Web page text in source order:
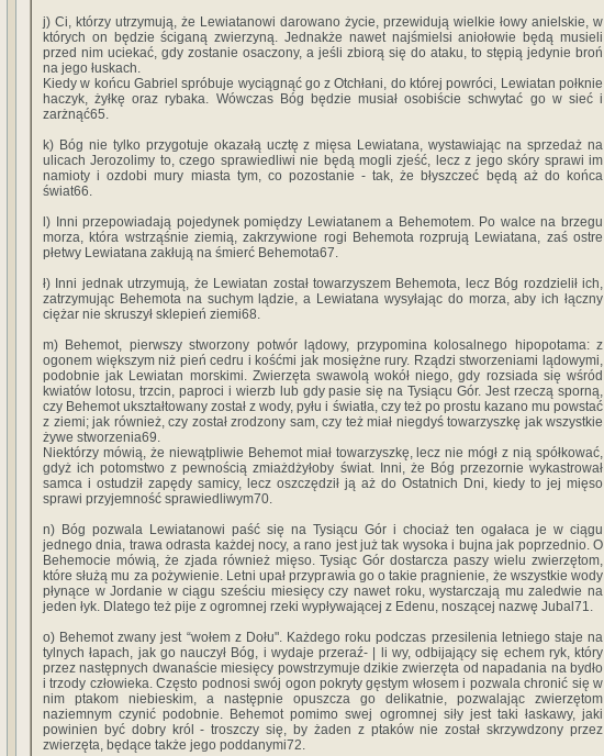
j) Ci, którzy utrzymują, że Lewiatanowi darowano życie, przewidują wielkie łowy anielskie, w
których on będzie ściganą zwierzyną. Jednakże nawet najśmielsi aniołowie będą musieli
przed nim uciekać, gdy zostanie osaczony, a jeśli zbiorą się do ataku, to stępią jedynie broń
na jego łuskach.
Kiedy w końcu Gabriel spróbuje wyciągnąć go z Otchłani, do której powróci, Lewiatan połknie
haczyk, żyłkę oraz rybaka. Wówczas Bóg będzie musiał osobiście schwytać go w sieć i
zarżnąć65.
k) Bóg nie tylko przygotuje okazałą ucztę z mięsa Lewiatana, wystawiając na sprzedaż na
ulicach Jerozolimy to, czego sprawiedliwi nie będą mogli zjeść, lecz z jego skóry sprawi im
namioty i ozdobi mury miasta tym, co pozostanie - tak, że błyszczeć będą aż do końca
świat66.
l) Inni przepowiadają pojedynek pomiędzy Lewiatanem a Behemotem. Po walce na brzegu
morza, która wstrząśnie ziemią, zakrzywione rogi Behemota rozprują Lewiatana, zaś ostre
płetwy Lewiatana zakłują na śmierć Behemota67.
ł) Inni jednak utrzymują, że Lewiatan został towarzyszem Behemota, lecz Bóg rozdzielił ich,
zatrzymując Behemota na suchym lądzie, a Lewiatana wysyłając do morza, aby ich łączny
ciężar nie skruszył sklepień ziemi68.
m) Behemot, pierwszy stworzony potwór lądowy, przypomina kolosalnego hipopotama: z
ogonem większym niż pień cedru i kośćmi jak mosiężne rury. Rządzi stworzeniami lądowymi,
podobnie jak Lewiatan morskimi. Zwierzęta swawolą wokół niego, gdy rozsiada się wśród
kwiatów lotosu, trzcin, paproci i wierzb lub gdy pasie się na Tysiącu Gór. Jest rzeczą sporną,
czy Behemot ukształtowany został z wody, pyłu i światła, czy też po prostu kazano mu powstać
z ziemi; jak również, czy został zrodzony sam, czy też miał niegdyś towarzyszkę jak wszystkie
żywe stworzenia69.
Niektórzy mówią, że niewątpliwie Behemot miał towarzyszkę, lecz nie mógł z nią spółkować,
gdyż ich potomstwo z pewnością zmiażdżyłoby świat. Inni, że Bóg przezornie wykastrował
samca i ostudził zapędy samicy, lecz oszczędził ją aż do Ostatnich Dni, kiedy to jej mięso
sprawi przyjemność sprawiedliwym70.
n) Bóg pozwala Lewiatanowi paść się na Tysiącu Gór i chociaż ten ogałaca je w ciągu
jednego dnia, trawa odrasta każdej nocy, a rano jest już tak wysoka i bujna jak poprzednio. O
Behemocie mówią, że zjada również mięso. Tysiąc Gór dostarcza paszy wielu zwierzętom,
które służą mu za pożywienie. Letni upał przyprawia go o takie pragnienie, że wszystkie wody
płynące w Jordanie w ciągu sześciu miesięcy czy nawet roku, wystarczają mu zaledwie na
jeden łyk. Dlatego też pije z ogromnej rzeki wypływającej z Edenu, noszącej nazwę Jubal71.
o) Behemot zwany jest “wołem z Dołu". Każdego roku podczas przesilenia letniego staje na
tylnych łapach, jak go nauczył Bóg, i wydaje przeraź- | li wy, odbijający się echem ryk, który
przez następnych dwanaście miesięcy powstrzymuje dzikie zwierzęta od napadania na bydło
i trzody człowieka. Często podnosi swój ogon pokryty gęstym włosem i pozwala chronić się w
nim ptakom niebieskim, a następnie opuszcza go delikatnie, pozwalając zwierzętom
naziemnym czynić podobnie. Behemot pomimo swej ogromnej siły jest taki łaskawy, jaki
powinien być dobry król - troszczy się, by żaden z ptaków nie został skrzywdzony przez
zwierzęta, będące także jego poddanymi72.